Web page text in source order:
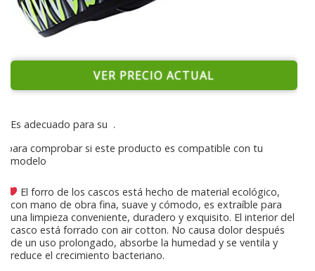
VER PRECIO ACTUAL
Es adecuado para su .
para comprobar si este producto es compatible con tu
modelo
El forro de los cascos está hecho de material ecológico,
con mano de obra fina, suave y cómodo, es extraíble para
una limpieza conveniente, duradero y exquisito. El interior del
casco está forrado con air cotton. No causa dolor después
de un uso prolongado, absorbe la humedad y se ventila y
reduce el crecimiento bacteriano.